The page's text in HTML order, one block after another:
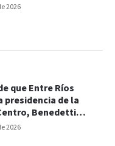
2026
2026
que Entre Ríos
presidencia de la
Benedetti
trabajo conjunto